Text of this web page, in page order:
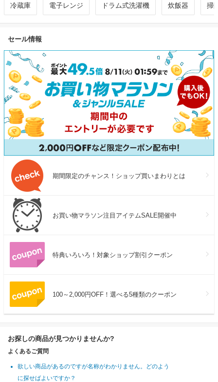
冷蔵庫 電子レンジ ドラム式洗濯機 炊飯器 掃
セール情報
期間限定のチャンス！ショップ買いまわりとは
お買い物マラソン注目アイテムSALE開催中
特典いろいろ！対象ショップ割引クーポン
100～2,000円OFF！選べる5種類のクーポン
お探しの商品が見つかりませんか?
よくあるご質問
欲しい商品があるのですが名称がわかりません。どのよう
に探せばよいですか？